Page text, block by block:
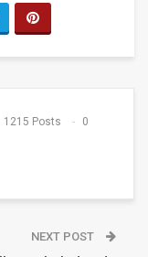
1215 Posts 0
NEXT POST